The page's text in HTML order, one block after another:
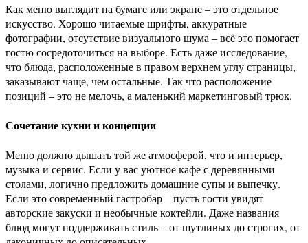
Как меню выглядит на бумаге или экране – это отдельное
искусство. Хорошо читаемые шрифты, аккуратные
фотографии, отсутствие визуального шума – всё это помогает
гостю сосредоточиться на выборе. Есть даже исследование,
что блюда, расположенные в правом верхнем углу страницы,
заказывают чаще, чем остальные. Так что расположение
позиций – это не мелочь, а маленький маркетинговый трюк.
Сочетание кухни и концепции
Меню должно дышать той же атмосферой, что и интерьер,
музыка и сервис. Если у вас уютное кафе с деревянными
столами, логично предложить домашние супы и выпечку.
Если это современный гастробар – пусть гости увидят
авторские закуски и необычные коктейли. Даже названия
блюд могут поддерживать стиль – от шутливых до строгих, от